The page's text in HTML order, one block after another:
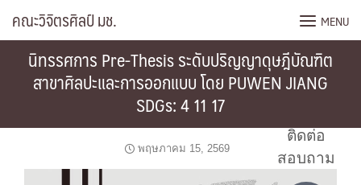
คณะวิจิตรศิลป์ มช. MENU
นิทรรศการ Pre-Thesis ระดับปริญญาดุษฎีบัณฑิต
สาขาศิลปะและการออกแบบ โดย PUWEN JIANG
SDGs: 4 11 17
พฤษภาคม 15, 2569
ติดต่อ
สอบถาม